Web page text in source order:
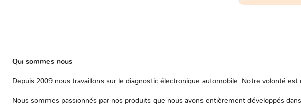
Qui sommes-nous
Depuis 2009 nous travaillons sur le diagnostic électronique automobile. Notre volonté
Nous sommes passionnés par nos produits que nous avons entièrement développés